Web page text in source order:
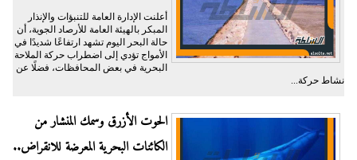
أعلنت الإدارة العامة للتنبؤات والإنذار
المبكر بالهيئة العامة للأرصاد الجوية، أن
حالة البحر اليوم تشهد ارتفاعًا شديدًا في
الأمواج تؤدي إلى اضطراب حركة الملاحة
البحرية في بعض المحافظات، فضلًا عن
نشاط حركة...
الحوت الأزرق وسمك المنشار من
الكائنات البحرية المعرضة للانقراض..